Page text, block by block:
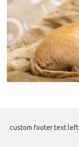
custom footer text left